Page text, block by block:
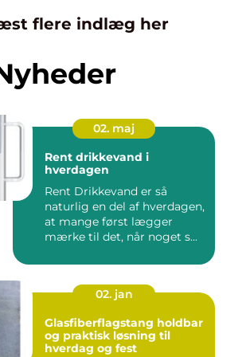
flere indlæg her
02. maj
Rent drikkevand i
hverdagen
Rent Drikkevand er så
naturlig en del af hverdagen,
at mange først lægger
mærke til det, når noget s...
02. jan
Glasfiberflagstang holdbar
og praktisk løsning til
hverdag og fest